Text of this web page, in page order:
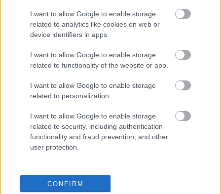
I want to allow Google to enable storage
related to analytics like cookies on web or
device identifiers in apps.
I want to allow Google to enable storage
related to functionality of the website or app.
I want to allow Google to enable storage
related to personalization.
I want to allow Google to enable storage
related to security, including authentication
functionality and fraud prevention, and other
user protection.
CONFIRM
Címkék:mangó csirkecomb salsa avokádó tojáskrém
KockacZukor
Ajánlott bejegyzések:
Mangó, avagy a szívemben már nyár van
Csirkemell pirított hagymás bundában